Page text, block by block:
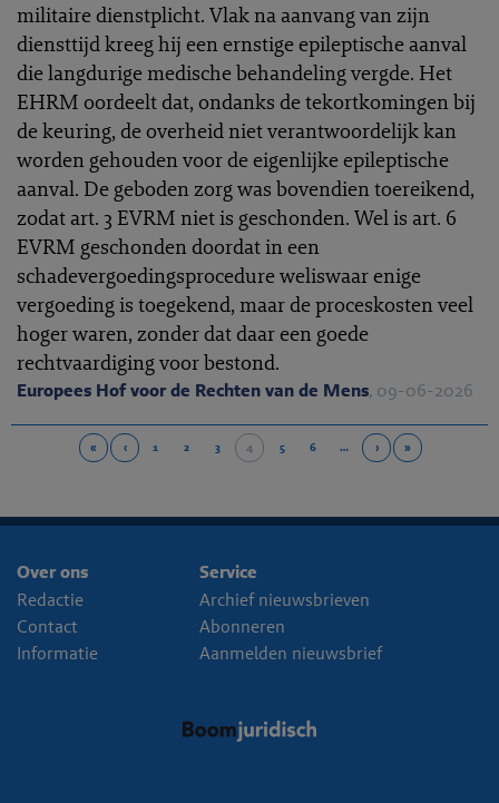
militaire dienstplicht. Vlak na aanvang van zijn
diensttijd kreeg hij een ernstige epileptische aanval
die langdurige medische behandeling vergde. Het
EHRM oordeelt dat, ondanks de tekortkomingen bij
de keuring, de overheid niet verantwoordelijk kan
worden gehouden voor de eigenlijke epileptische
aanval. De geboden zorg was bovendien toereikend,
zodat art. 3 EVRM niet is geschonden. Wel is art. 6
EVRM geschonden doordat in een
schadevergoedingsprocedure weliswaar enige
vergoeding is toegekend, maar de proceskosten veel
hoger waren, zonder dat daar een goede
rechtvaardiging voor bestond.
Europees Hof voor de Rechten van de Mens, 09-06-2026
« ‹ 1 2 3 4 5 6 … › »
Over ons
Redactie
Contact
Informatie
Service
Archief nieuwsbrieven
Abonneren
Aanmelden nieuwsbrief